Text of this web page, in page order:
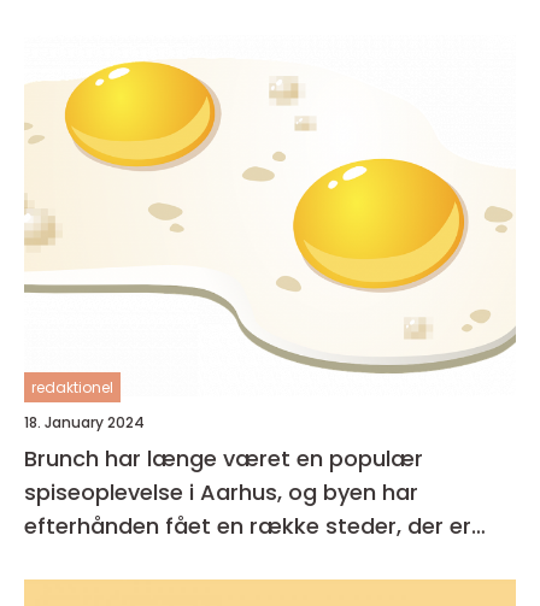
redaktionel
18. January 2024
Brunch har længe været en populær
spiseoplevelse i Aarhus, og byen har
efterhånden fået en række steder, der er